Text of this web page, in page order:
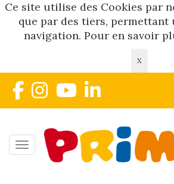
Ce site utilise des Cookies par
que par des tiers, permettant
navigation. Pour en savoir
X
Toggle navigation